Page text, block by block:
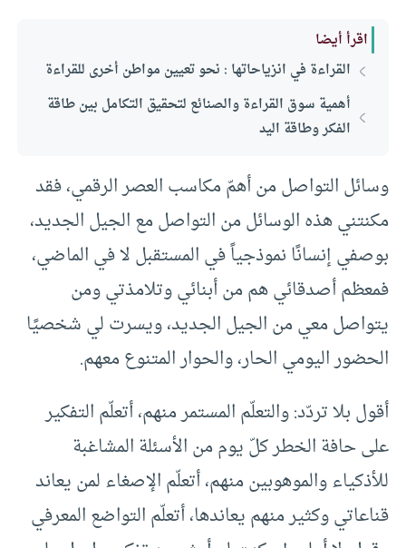
اقرأ أيضا
القراءة في انزياحاتها : نحو تعيين مواطن أخرى للقراءة
أهمية سوق القراءة والصنائع لتحقيق التكامل بين طاقة
الفكر وطاقة اليد
وسائل التواصل من أهمّ مكاسب العصر الرقمي، فقد
مكنتني هذه الوسائل من التواصل مع الجيل الجديد،
بوصفي إنسانًا نموذجياً في المستقبل لا في الماضي،
فمعظم أصدقائي هم من أبنائي وتلامذتي ومن
يتواصل معي من الجيل الجديد، ويسرت لي شخصيًا
الحضور اليومي الحار، والحوار المتنوع معهم.
أقول بلا تردّد: والتعلّم المستمر منهم، أتعلّم التفكير
على حافة الخطر كلّ يوم من الأسئلة المشاغبة
للأذكياء والموهوبين منهم، أتعلّم الإصغاء لمن يعاند
قناعاتي وكثير منهم يعاندها، أتعلّم التواضع المعرفي